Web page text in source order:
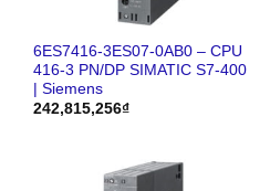
6ES7416-3ES07-0AB0 – CPU
416-3 PN/DP SIMATIC S7-400
| Siemens
242,815,256₫